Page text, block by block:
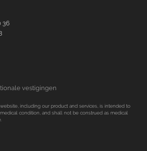
36
vestigingen
including our product and services, is intended to
condition, and shall not be construed as medical